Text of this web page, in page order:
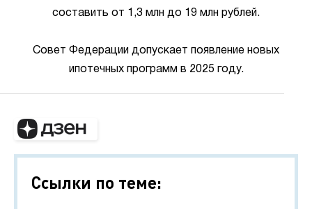
составить от 1,3 млн до 19 млн рублей.
Совет Федерации допускает появление новых
ипотечных программ в 2025 году.
Ссылки по теме: